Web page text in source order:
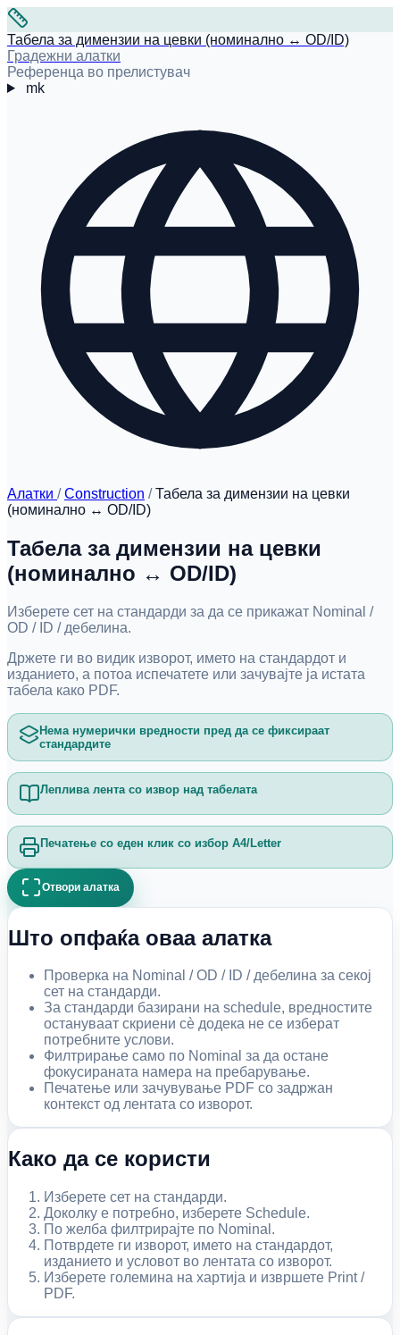
Табела за димензии на цевки (номинално ↔ OD/ID)
Градежни алатки
Референца во прелистувач
mk
Алатки / Construction / Табела за димензии на цевки
(номинално ↔ OD/ID)
Табела за димензии на цевки
(номинално ↔ OD/ID)
Изберете сет на стандарди за да се прикажат Nominal /
OD / ID / дебелина.
Држете ги во видик изворот, името на стандардот и
изданието, а потоа испечатете или зачувајте ја истата
табела како PDF.
Нема нумерички вредности пред да се фиксираат
стандардите
Леплива лента со извор над табелата
Печатење со еден клик со избор A4/Letter
Отвори алатка
Што опфаќа оваа алатка
Проверка на Nominal / OD / ID / дебелина за секој
сет на стандарди.
За стандарди базирани на schedule, вредностите
остануваат скриени сè додека не се изберат
потребните услови.
Филтрирање само по Nominal за да остане
фокусираната намера на пребарување.
Печатење или зачувување PDF со задржан
контекст од лентата со изворот.
Како да се користи
Изберете сет на стандарди.
Доколку е потребно, изберете Schedule.
По желба филтрирајте по Nominal.
Потврдете ги изворот, името на стандардот,
изданието и условот во лентата со изворот.
Изберете големина на хартија и извршете Print /
PDF.